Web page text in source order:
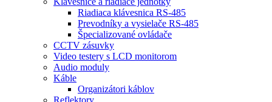
Riadiaca klávesnica RS-485
Prevodníky a vysielače RS-485
Špecializované ovládače
CCTV zásuvky
Video testery s LCD monitorom
Audio moduly
Káble
Organizátori káblov